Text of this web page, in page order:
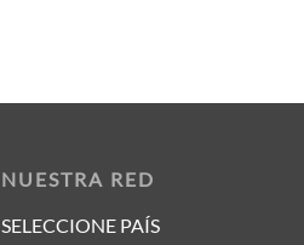
NUESTRA RED
SELECCIONE PAÍS